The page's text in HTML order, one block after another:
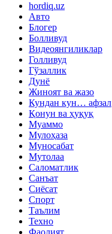
hordiq.uz
Авто
Блогер
Болливуд
Видеоянгиликлар
Голливуд
Гўзаллик
Дунё
Жиноят ва жазо
Кундан кун… афзал
Қонун ва ҳуқуқ
Муаммо
Мулоҳаза
Муносабат
Мутолаа
Саломатлик
Санъат
Сиёсат
Спорт
Таълим
Техно
Фаолият